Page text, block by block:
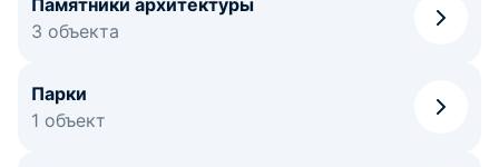
Памятники архитектуры
3 объекта
Парки
1 объект